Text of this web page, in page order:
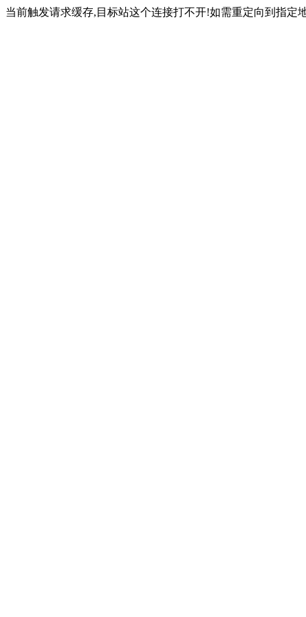
当前触发请求缓存,目标站这个连接打不开!如需重定向到指定